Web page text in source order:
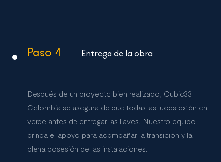
Paso 4 Entrega de la obra
Después de un proyecto bien realizado, Cubic33
Colombia se asegura de que todas las luces estén en
verde antes de entregar las llaves. Nuestro equipo
brinda el apoyo para acompañar la transición y la
plena posesión de las instalaciones.